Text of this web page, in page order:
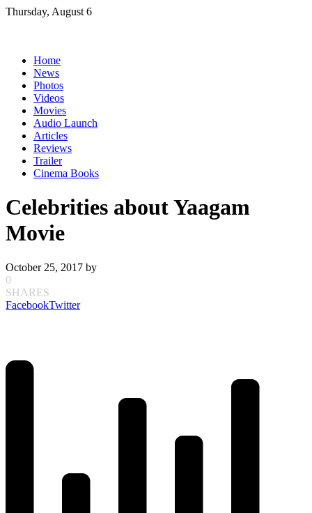
Skip
Thursday, August 6
Home
News
Photos
Videos
Movies
Audio Launch
Articles
Reviews
Trailer
Cinema Books
Celebrities about Yaagam
Movie
October 25, 2017 by
0
SHARES
FacebookTwitter